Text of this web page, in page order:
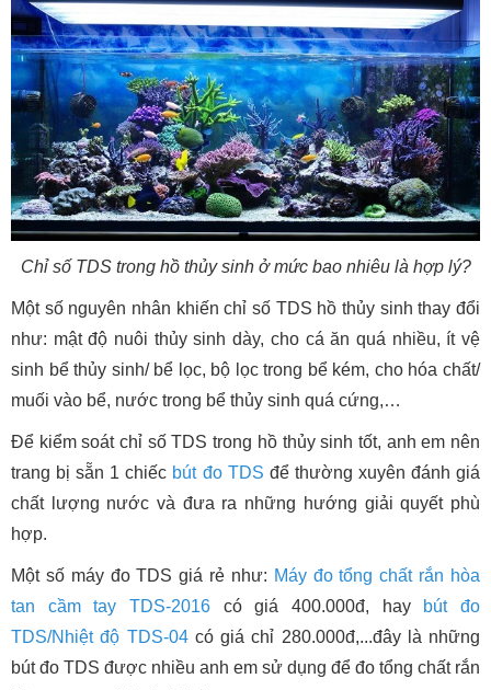
Chỉ số TDS trong hồ thủy sinh ở mức bao nhiêu là hợp lý?
Một số nguyên nhân khiến chỉ số TDS hồ thủy sinh thay đổi
như: mật độ nuôi thủy sinh dày, cho cá ăn quá nhiều, ít vệ
sinh bể thủy sinh/ bể lọc, bộ lọc trong bể kém, cho hóa chất/
muối vào bể, nước trong bể thủy sinh quá cứng,…
Để kiểm soát chỉ số TDS trong hồ thủy sinh tốt, anh em nên
trang bị sẵn 1 chiếc bút đo TDS để thường xuyên đánh giá
chất lượng nước và đưa ra những hướng giải quyết phù
hợp.
Một số máy đo TDS giá rẻ như: Máy đo tổng chất rắn hòa
tan cầm tay TDS-2016 có giá 400.000đ, hay bút đo
TDS/Nhiệt độ TDS-04có giá chỉ 280.000đ,...đây là những
bút đo TDS được nhiều anh em sử dụng để đo tổng chất rắn